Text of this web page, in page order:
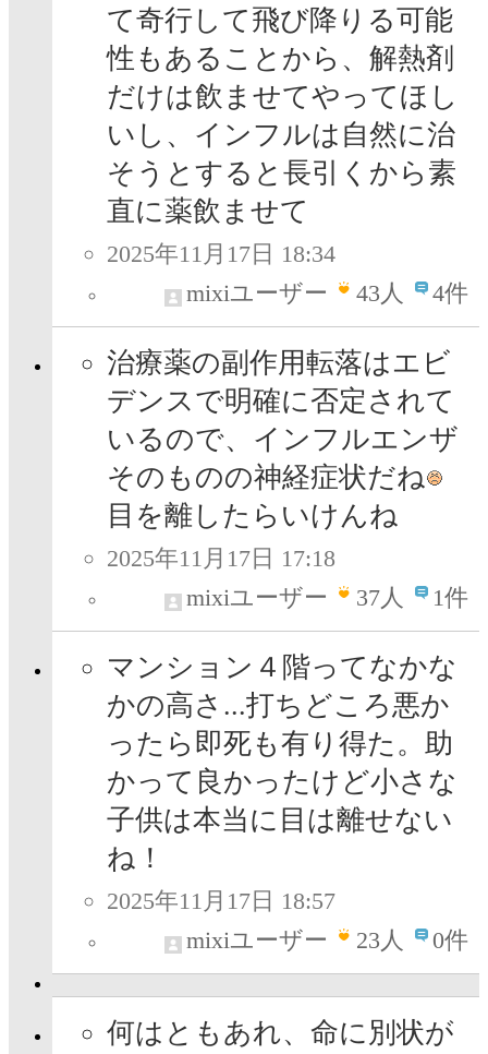
て奇行して飛び降りる可能
性もあることから、解熱剤
だけは飲ませてやってほし
いし、インフルは自然に治
そうとすると長引くから素
直に薬飲ませて
2025年11月17日 18:34
mixiユーザー
43人 4件
治療薬の副作用転落はエビ
デンスで明確に否定されて
いるので、インフルエンザ
そのものの神経症状だね
目を離したらいけんね
2025年11月17日 17:18
mixiユーザー
37人 1件
マンション４階ってなかな
かの高さ...打ちどころ悪か
ったら即死も有り得た。助
かって良かったけど小さな
子供は本当に目は離せない
ね！
2025年11月17日 18:57
mixiユーザー
23人 0件
何はともあれ、命に別状が